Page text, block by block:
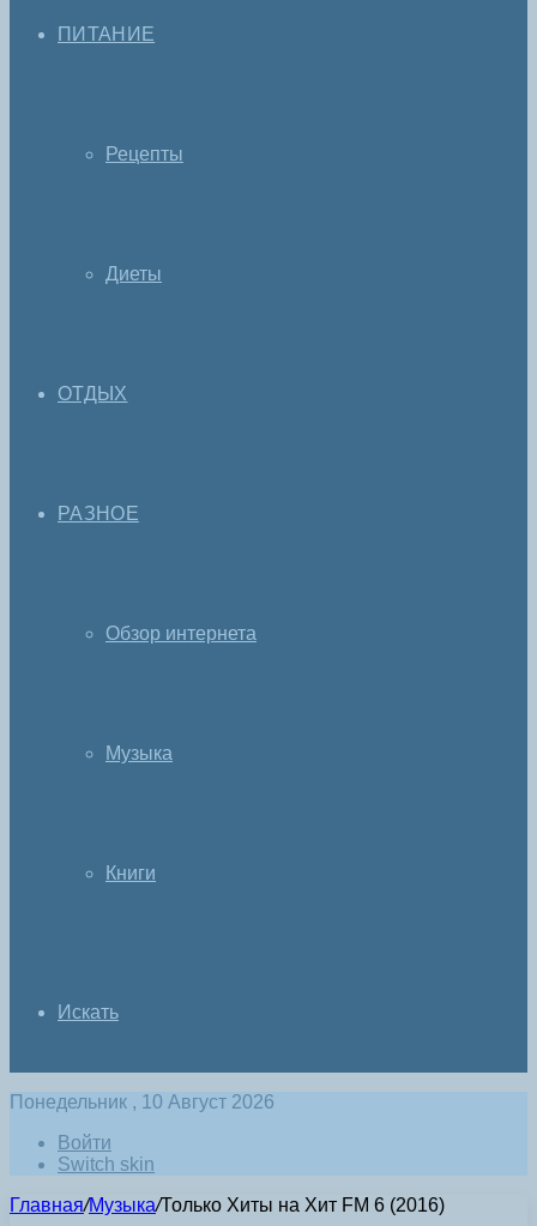
ПИТАНИЕ
Рецепты
Диеты
ОТДЫХ
РАЗНОЕ
Обзор интернета
Музыка
Книги
Искать
Понедельник , 10 Август 2026
Войти
Switch skin
Главная/Музыка/Только Хиты на Хит FM 6 (2016)